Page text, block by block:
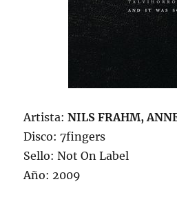
Artista:NILS FRAHM,
Disco: 7fingers
Sello: Not On Label
Año: 2009